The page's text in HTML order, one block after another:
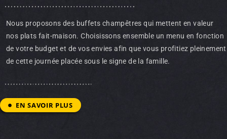
Nous proposons des buffets champêtres qui mettent en valeur
nos plats fait-maison. Choisissons ensemble un menu en fonction
de votre budget et de vos envies afin que vous profitiez pleinement
de cette journée placée sous le signe de la famille.
EN SAVOIR PLUS